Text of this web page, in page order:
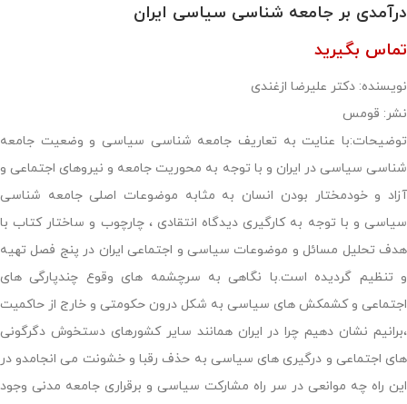
درآمدی بر جامعه شناسی سیاسی ایران
تماس بگیرید
نویسنده: دکتر علیرضا ازغندی
نشر: قومس
توضیحات:با عنایت به تعاریف جامعه شناسی سیاسی و وضعیت جامعه
شناسی سیاسی در ایران و با توجه به محوریت جامعه و نیروهای اجتماعی و
آزاد و خودمختار بودن انسان به مثابه موضوعات اصلی جامعه شناسی
سیاسی و با توجه به کارگیری دیدگاه انتقادی ، چارچوب و ساختار کتاب با
هدف تحلیل مسائل و موضوعات سیاسی و اجتماعی ایران در پنج فصل تهیه
و تنظیم گردیده است.با نگاهی به سرچشمه های وقوع چندپارگی های
اجتماعی و کشمکش های سیاسی به شکل درون حکومتی و خارج از حاکمیت
،برانیم نشان دهیم چرا در ایران همانند سایر کشورهای دستخوش دگرگونی
های اجتماعی و درگیری های سیاسی به حذف رقبا و خشونت می انجامدو در
این راه چه موانعی در سر راه مشارکت سیاسی و برقراری جامعه مدنی وجود